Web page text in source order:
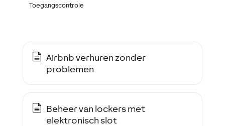
Toegangscontrole
Airbnb verhuren zonder
problemen
Beheer van lockers met
elektronisch slot